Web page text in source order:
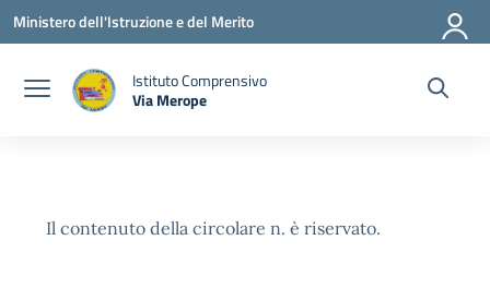
Vai ai contenuti
Vai al menu di navigazione
Vai al footer
Ministero dell'Istruzione e del Merito
Istituto Comprensivo
Via Merope
Il contenuto della circolare n. è riservato.